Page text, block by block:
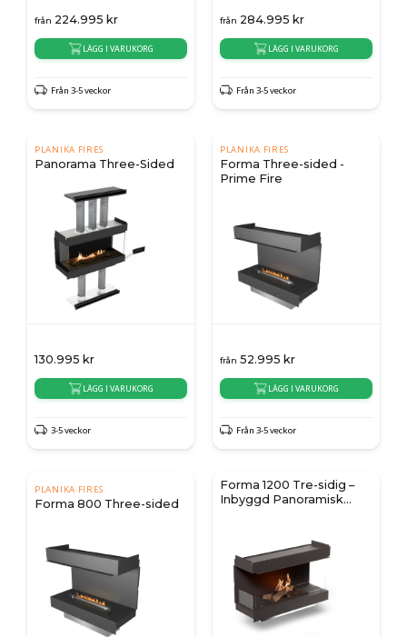
från 224.995 kr
LÄGG I VARUKORG
Från 3-5 veckor
från 284.995 kr
LÄGG I VARUKORG
Från 3-5 veckor
PLANIKA FIRES
Panorama Three-Sided
130.995 kr
LÄGG I VARUKORG
3-5 veckor
PLANIKA FIRES
Forma Three-sided -
Prime Fire
från 52.995 kr
LÄGG I VARUKORG
Från 3-5 veckor
PLANIKA FIRES
Forma 800 Three-sided
Forma 1200 Tre-sidig –
Inbyggd Panoramisk